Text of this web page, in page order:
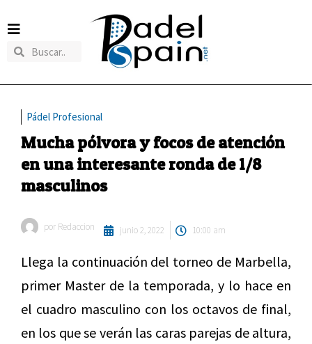
Pádel Profesional
Mucha pólvora y focos de atención
en una interesante ronda de 1/8
masculinos
por Redaccion junio 2, 2022 10:00 am
Llega la continuación del torneo de Marbella,
primer Master de la temporada, y lo hace en
el cuadro masculino con los octavos de final,
en los que se verán las caras parejas de altura,